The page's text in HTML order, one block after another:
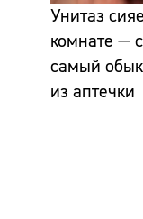
Унитаз
комнате —
самый
из аптечки